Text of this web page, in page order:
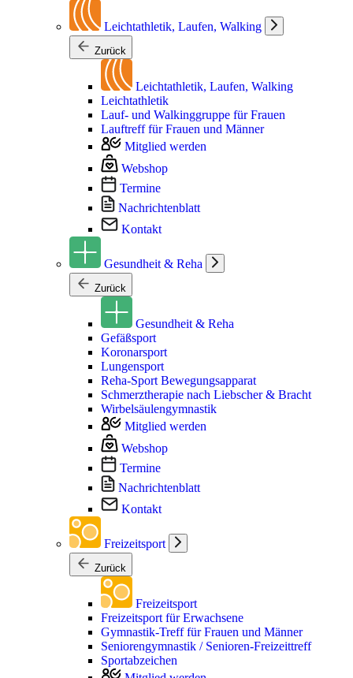
Leichtathletik, Laufen, Walking
Zurück
Leichtathletik, Laufen, Walking
Leichtathletik
Lauf- und Walkinggruppe für Frauen
Lauftreff für Frauen und Männer
Mitglied werden
Webshop
Termine
Nachrichtenblatt
Kontakt
Gesundheit & Reha
Zurück
Gesundheit & Reha
Gefäßsport
Koronarsport
Lungensport
Reha-Sport Bewegungsapparat
Schmerztherapie nach Liebscher & Bracht
Wirbelsäulengymnastik
Mitglied werden
Webshop
Termine
Nachrichtenblatt
Kontakt
Freizeitsport
Zurück
Freizeitsport
Freizeitsport für Erwachsene
Gymnastik-Treff für Frauen und Männer
Seniorengymnastik / Senioren-Freizeittreff
Sportabzeichen